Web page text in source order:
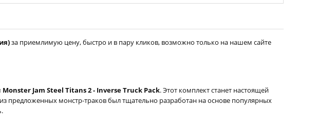
за приемлимую цену, быстро и в пару кликов, возможно только на нашем сайте
Monster Jam Steel Titans 2 - Inverse Truck Pack. Этот комплект станет настоящей
предложенных монстр-траков был тщательно разработан на основе популярных